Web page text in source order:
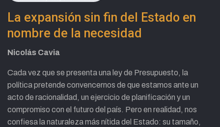
La expansión sin fin del Estado en
nombre de la necesidad
Nicolás Cavia
Cada vez que se presenta una ley de Presupuesto, la
política pretende convencernos de que estamos ante un
acto de racionalidad, un ejercicio de planificación y un
compromiso con el futuro del país. Pero en realidad, nos
confiesa la naturaleza más nítida del Estado: su tamaño,